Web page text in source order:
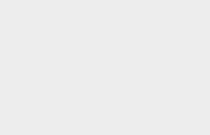
por sí mismo.